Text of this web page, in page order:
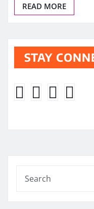
READ MORE
STAY